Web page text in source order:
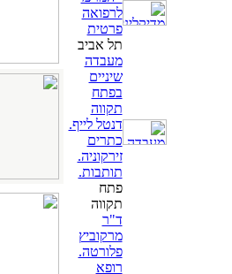
לרפואה
פרטית
תל אביב
מעבדה
שיניים
בפתח
תקווה
דנטל לייף.
כתרים
זירקוניה.
תותבות.
פתח
תקווה
ד"ר
מרקוביץ
פלורטה.
רופא